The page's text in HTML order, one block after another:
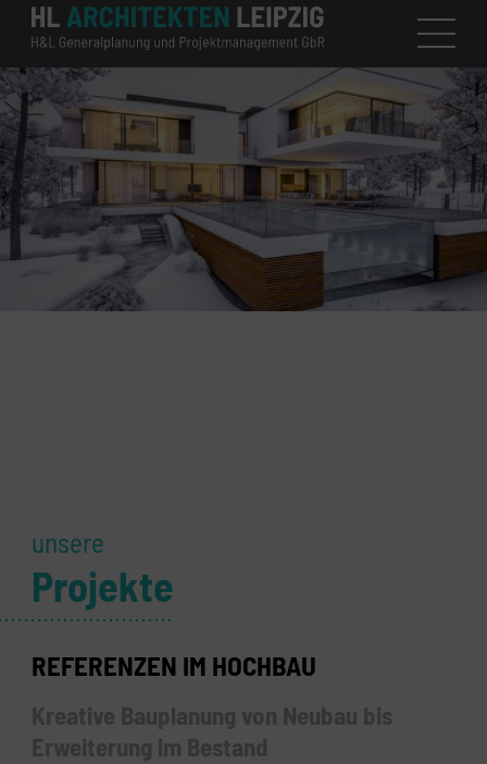
unsere
Projekte
REFERENZEN IM HOCHBAU
Kreative Bauplanung von Neubau bis
Erweiterung im Bestand